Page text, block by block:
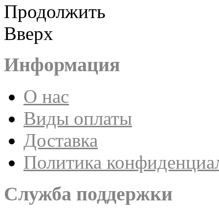
Продолжить
Вверх
Информация
О нас
Виды оплаты
Доставка
Политика
Служба поддержки